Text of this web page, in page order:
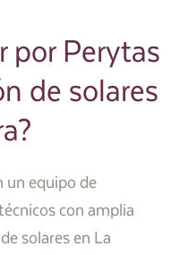
por Perytas
de solares
un equipo de
con amplia
solares en La